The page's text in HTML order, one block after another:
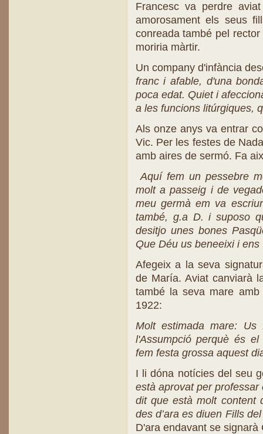
Francesc va perdre
amorosament els seus
conreada també pel
moriria màrtir.
Un company d'infància
franc i afable, d'una
poca edat. Quiet i
a les funcions litúrgiques,
Als onze anys va entrar
Vic. Per les festes de
amb aires de sermó. Fa
Aquí fem un pessebre
molt a passeig i de
meu germà em va
també, g.a D. i suposo
desitjo unes bones
Que Déu us beneeixi i
Afegeix a la seva
de María. Aviat canviarà
també la seva mare
1922:
Molt estimada mare:
l'Assumpció perquè és
fem festa grossa aquest
I li dóna notícies del seu
està aprovat per
dit que està molt content
des d’ara es diuen Fills
D'ara endavant se signarà